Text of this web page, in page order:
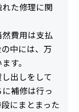
た修理に関
費用は支払
中には、万
す。
出しをして
補修は行っ
にまとまった